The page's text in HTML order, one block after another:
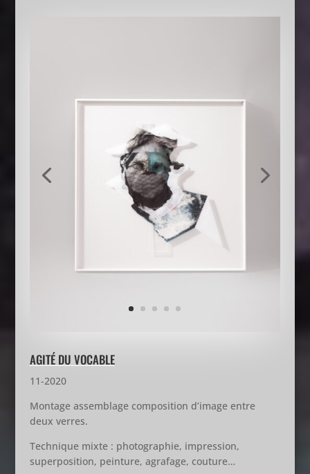
AGITÉ DU VOCABLE
11-2020
Montage assemblage composition d’image entre
deux verres.
Technique mixte : photographie, impression,
superposition, peinture, agrafage, couture…